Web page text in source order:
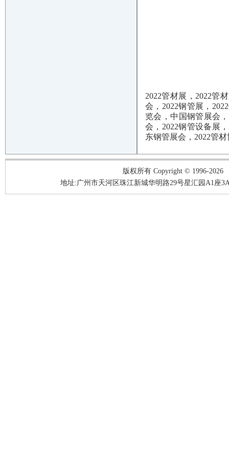
2022管材展，2022管
会，2022钢管展，
览会，中国钢管展会
会，2022钢管设备展
东钢管展会，2022管
版权所有 Copyright © 1996-2026
地址:广州市天河区珠江新城华明路29号星汇园A1座